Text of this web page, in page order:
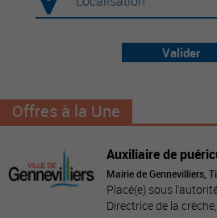
Valider
Offres à la Une
Auxiliaire de
Mairie de Gennevilliers,
Placé(e) sous
Directrice de la